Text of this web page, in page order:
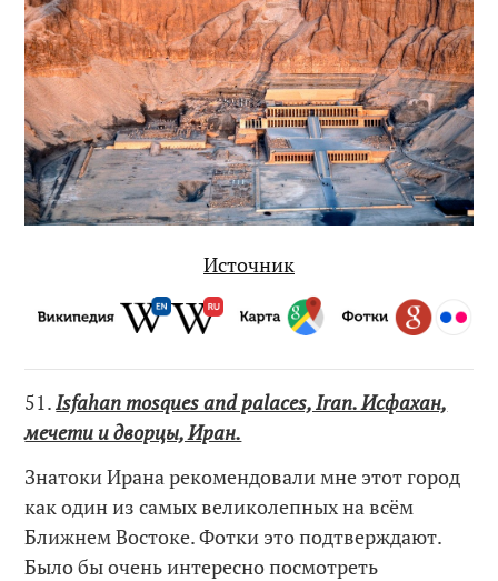
Источник
51.Isfahan mosques and palaces, Iran. Исфахан,
мечети и дворцы, Иран.
Знатоки Ирана рекомендовали мне этот город
как один из самых великолепных на всём
Ближнем Востоке. Фотки это подтверждают.
Было бы очень интересно посмотреть